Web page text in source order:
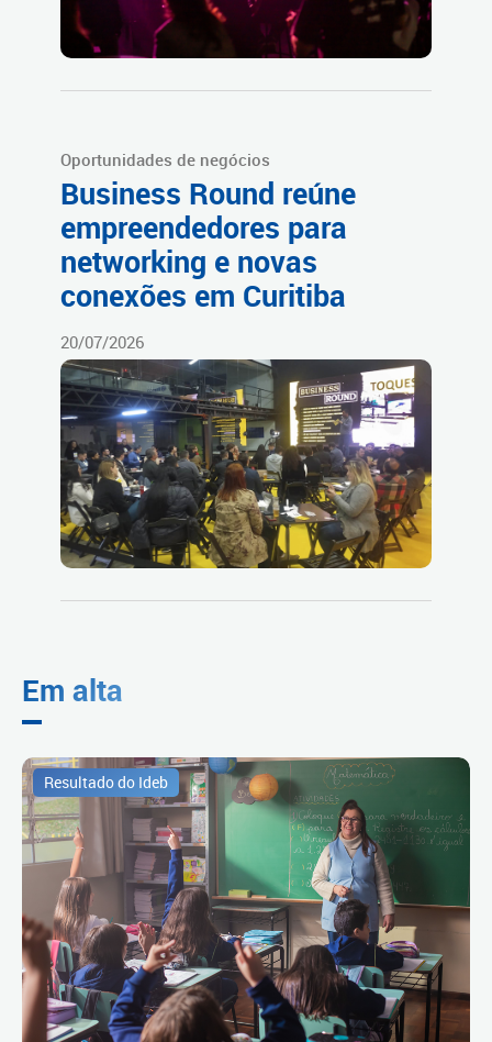
Oportunidades de negócios
Business Round reúne
empreendedores para
networking e novas
conexões em Curitiba
20/07/2026
Em alta
Resultado do Ideb